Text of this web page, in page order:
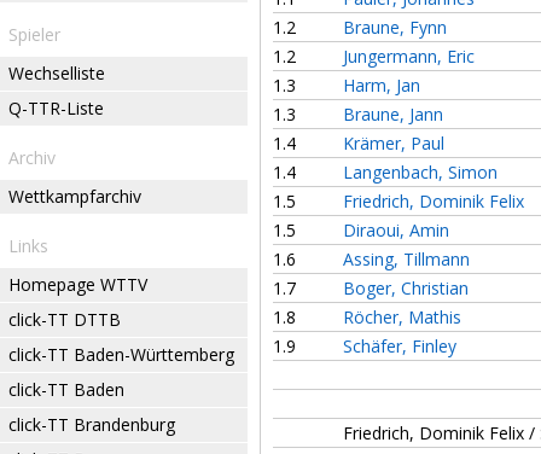
Spieler
Wechselliste
Q-TTR-Liste
Archiv
Wettkampfarchiv
Links
Homepage WTTV
click-TT DTTB
click-TT Baden-Württemberg
click-TT Baden
click-TT Brandenburg
1.2
Braune, Fynn
1.2
Jungermann, Eric
1.3
Harm, Jan
1.3
Braune, Jann
1.4
Krämer, Paul
1.4
Langenbach, Simon
1.5
Friedrich, Dominik Felix
1.5
Diraoui, Amin
1.6
Assing, Tillmann
1.7
Boger, Christian
1.8
Röcher, Mathis
1.9
Schäfer, Finley
Friedrich, Dominik Felix /